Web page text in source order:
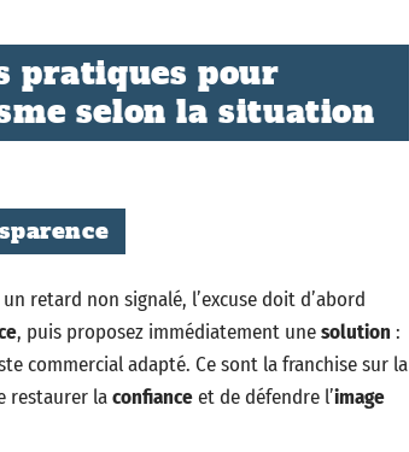
pratiques pour
selon la situation
retard non signalé, l’excuse doit d’abord
, puis proposez immédiatement unesolution :
commercial adapté. Ce sont la franchise sur la
restaurer laconfianceet de défendre l’image